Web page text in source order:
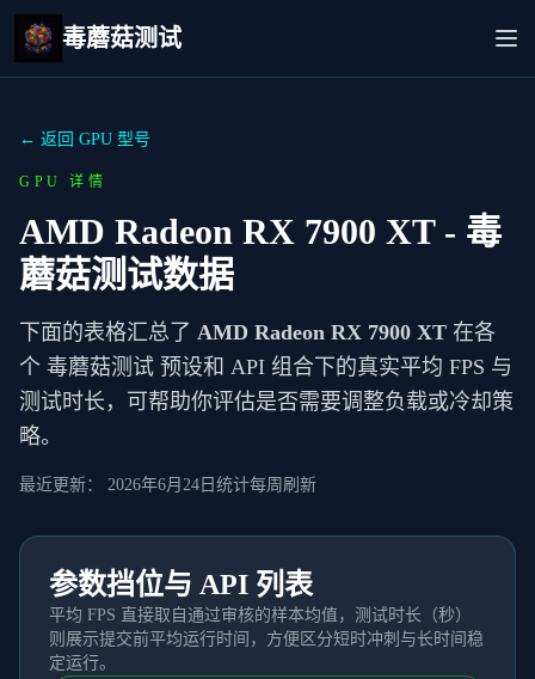
毒蘑菇测试
← 返回 GPU 型号
GPU 详情
AMD Radeon RX 7900 XT- 毒
蘑菇测试数据
下面的表格汇总了 AMD Radeon RX 7900 XT 在各
个 毒蘑菇测试 预设和 API 组合下的真实平均 FPS 与
测试时长，可帮助你评估是否需要调整负载或冷却策
略。
最近更新： 2026年6月24日 统计每周刷新
参数挡位与 API 列表
平均 FPS 直接取自通过审核的样本均值，测试时长（秒）
则展示提交前平均运行时间，方便区分短时冲刺与长时间稳
定运行。